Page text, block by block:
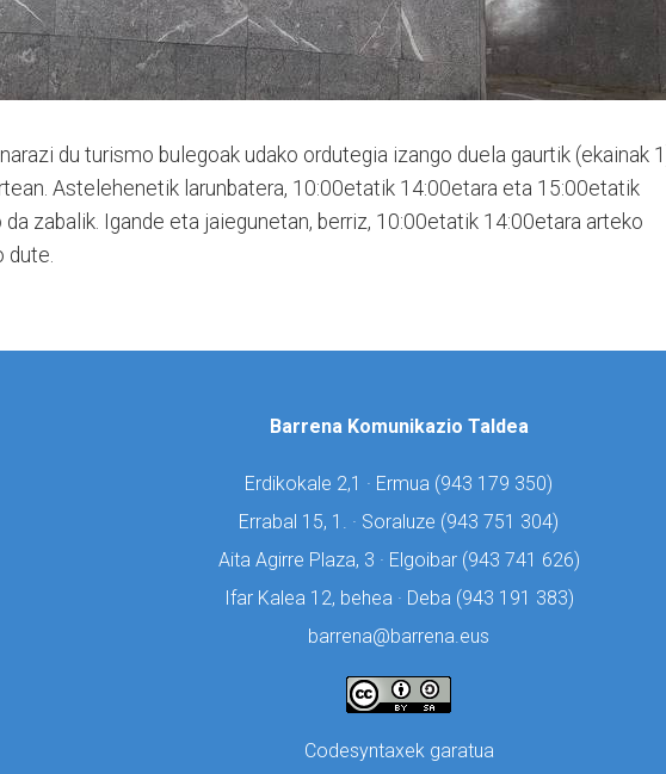
du turismo bulegoak udako ordutegia izango duela gaurtik (ekainak
Astelehenetik larunbatera, 10:00etatik 14:00etara eta 15:00etatik
zabalik. Igande eta jaiegunetan, berriz, 10:00etatik 14:00etara arteko
dute.
Barrena Komunikazio Taldea
Erdikokale 2,1 · Ermua (943 179 350)
Errabal 15, 1. · Soraluze (943 751 304)
Aita Agirre Plaza, 3 · Elgoibar (943 741 626)
Ifar Kalea 12, behea · Deba (943 191 383)
barrena@barrena.eus
Codesyntaxek garatua